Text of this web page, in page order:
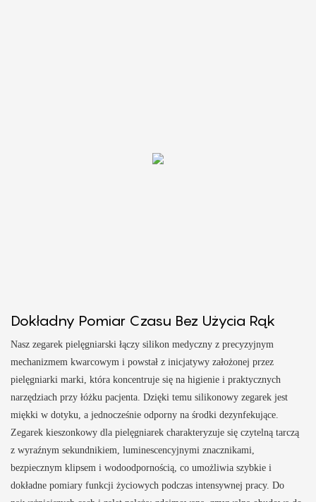
Dokładny Pomiar Czasu Bez Użycia Rąk
Nasz zegarek pielęgniarski łączy silikon medyczny z precyzyjnym
mechanizmem kwarcowym i powstał z inicjatywy założonej przez
pielęgniarki marki, która koncentruje się na higienie i praktycznych
narzędziach przy łóżku pacjenta. Dzięki temu silikonowy zegarek jest
miękki w dotyku, a jednocześnie odporny na środki dezynfekujące.
Zegarek kieszonkowy dla pielęgniarek charakteryzuje się czytelną tarczą
z wyraźnym sekundnikiem, luminescencyjnymi znacznikami,
bezpiecznym klipsem i wodoodpornością, co umożliwia szybkie i
dokładne pomiary funkcji życiowych podczas intensywnej pracy. Do